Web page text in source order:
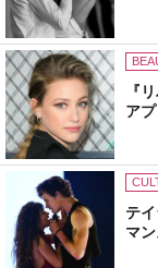
『
ア
テ
マ